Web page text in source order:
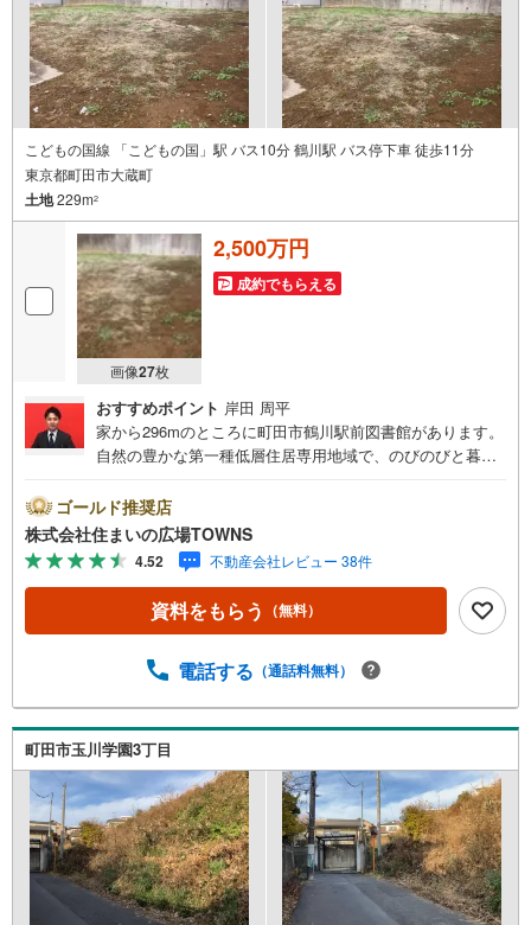
こどもの国線 「こどもの国」駅 バス10分 鶴川駅 バス停下車 徒歩11分
東京都町田市大蔵町
土地229m2
画像27枚
2,500万円
成約でもらえる
おすすめポイント 岸田 周平
家から296mのところに町田市鶴川駅前図書館があります。
自然の豊かな第一種低層住居専用地域で、のびのびと暮ら
おり、戸建てをお考えの方におすすめです。土地購入をお
考えの方におすすめなのがこちらの売地。土地面積は229平
米（公簿）となっております。【年中無休/9:00～21:00】
人気物件は特にお問い合わせが集中するため、お早めにお
電話下さい。「室内・現地を見学する」ボタンよりご予約
頂くとご見学がスムーズです。■その他、各種ご相談も承っ
レーション■住まいの広場TOWNSからお客様へ経験豊富な
て頂きます！ /他社様掲載物件も併せてご紹介可能ですので
お気軽にお問い合わせ下さい♪駐車場もございますので、
お車でのお越しも大歓迎です！
ゴールド推奨店
株式会社住まいの広場TOWNS
4.52 不動産会社レビュー 38件
資料をもらう （無料）
電話する （通話料無料）
町田市玉川学園3丁目